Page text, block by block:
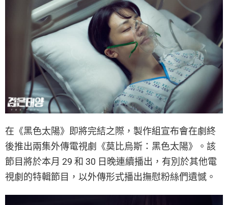
在《黑色太陽》即將完結之際，製作組宣布會在劇終
後推出兩集外傳電視劇《莫比烏斯：黑色太陽》。該
節目將於本月 29 和 30 日晚連續播出，有別於其他電
視劇的特輯節目，以外傳形式播出撫慰粉絲們遺憾。